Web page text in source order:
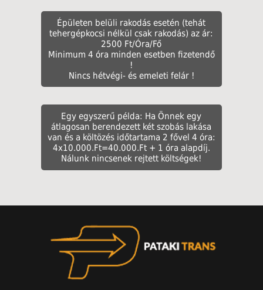
Épületen belüli rakodás esetén (tehát
tehergépkocsi nélkül csak rakodás) az ár:
2500 Ft/Óra/Fő
Minimum 4 óra minden esetben fizetendő
!
Nincs hétvégi- és emeleti felár !
Egy egyszerű példa: Ha Önnek egy
átlagosan berendezett két szobás lakása
van és a költözés időtartama 2 fővel 4 óra:
4x10.000.Ft=40.000.Ft + 1 óra alapdíj.
Nálunk nincsenek rejtett költségek!